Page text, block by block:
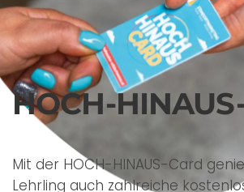
HOCH-
Mit der HOCH-HINAUS-Card
Lehrling auch zahlreiche